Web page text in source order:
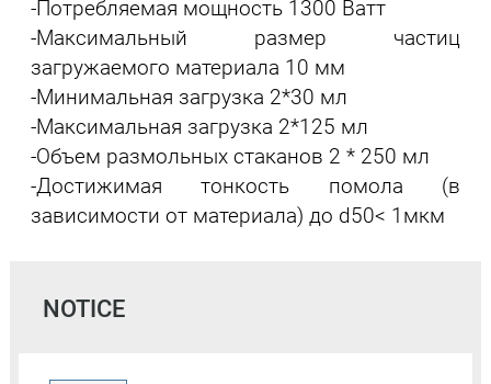
-Потребляемая мощность 1300 Ватт
-Максимальный размер частиц
загружаемого материала 10 мм
-Минимальная загрузка 2*30 мл
-Максимальная загрузка 2*125 мл
-Объем размольных стаканов 2 * 250 мл
-Достижимая тонкость помола (в
зависимости от материала) до d50< 1мкм
NOTICE